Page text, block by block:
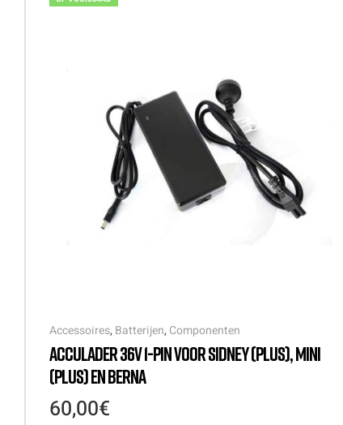
Accessoires, Batterijen, Componenten
ACCULADER 36V 1-PIN VOOR SIDNEY (PLUS), MINI
(PLUS) EN BERNA
60,00€